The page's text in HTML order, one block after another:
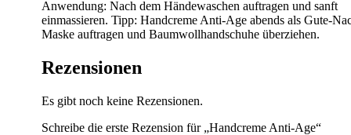
Anwendung: Nach dem Händewaschen auftragen und sanft
einmassieren. Tipp: Handcreme Anti-Age abends als Gute-
Maske auftragen und Baumwollhandschuhe überziehen.
Rezensionen
Es gibt noch keine Rezensionen.
Schreibe die erste Rezension für „Handcreme Anti-Age“